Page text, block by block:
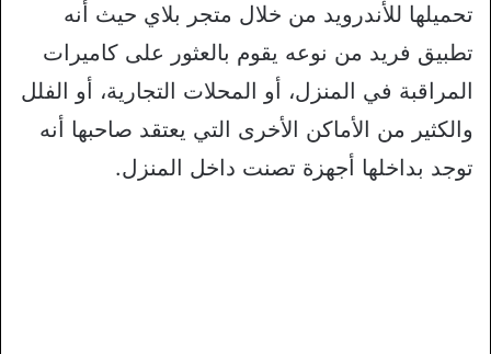
تحميلها للأندرويد من خلال متجر بلاي حيث أنه
تطبيق فريد من نوعه يقوم بالعثور على كاميرات
المراقبة في المنزل، أو المحلات التجارية، أو الفلل
والكثير من الأماكن الأخرى التي يعتقد صاحبها أنه
توجد بداخلها أجهزة تصنت داخل المنزل.